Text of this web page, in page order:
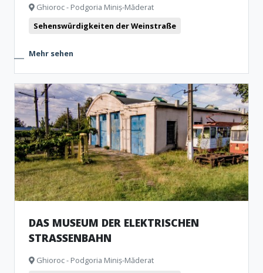
Ghioroc - Podgoria Miniș-Măderat
Sehenswürdigkeiten der Weinstraße
Mehr sehen
DAS MUSEUM DER ELEKTRISCHEN
STRASSENBAHN
Ghioroc - Podgoria Miniș-Măderat